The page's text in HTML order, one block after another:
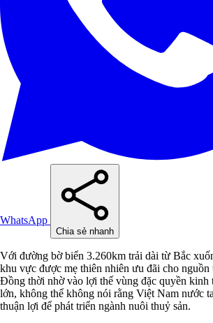
WhatsApp
Chia sẻ nhanh
Với đường bờ biển 3.260km trải dài từ Bắc
khu vực được mẹ thiên nhiên ưu đãi cho nguồn
Đồng thời nhờ vào lợi thế vùng đặc quyền kinh
lớn, không thể không nói rằng Việt Nam nước
thuận lợi để phát triển ngành nuôi thuỷ sản.